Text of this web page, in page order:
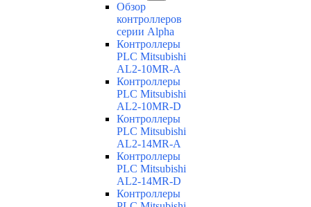
Обзор
контроллеров
серии Alpha
Контроллеры
PLC Mitsubishi
AL2-10MR-A
Контроллеры
PLC Mitsubishi
AL2-10MR-D
Контроллеры
PLC Mitsubishi
AL2-14MR-A
Контроллеры
PLC Mitsubishi
AL2-14MR-D
Контроллеры